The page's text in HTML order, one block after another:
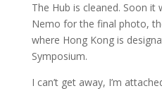
The Hub is cleaned. Soon
Nemo for the final photo,
where Hong Kong is
Symposium.
I can’t get away, I’m